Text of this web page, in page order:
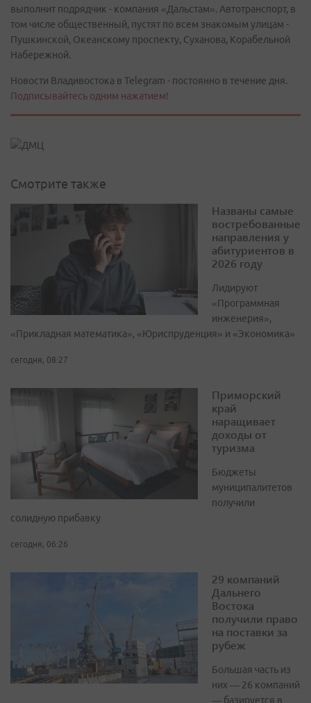
выполнит подрядчик - компания «Дальстам». Автотранспорт, в
том числе общественный, пустят по всем знакомым улицам -
Пушкинской, Океанскому проспекту, Суханова, Корабельной
Набережной.
Новости Владивостока в Telegram - постоянно в течение дня.
Подписывайтесь одним нажатием!
Смотрите также
Названы самые
востребованные
направления у
абитуриентов в
2026 году
Лидируют
«Программная
инженерия»,
«Прикладная математика», «Юриспруденция» и «Экономика»
сегодня, 08:27
Приморский
край
наращивает
доходы от
туризма
Бюджеты
муниципалитетов
получили
солидную прибавку
сегодня, 06:26
29 компаний
Дальнего
Востока
получили право
на поставки за
рубеж
Большая часть из
них — 26 компаний
— базируется в